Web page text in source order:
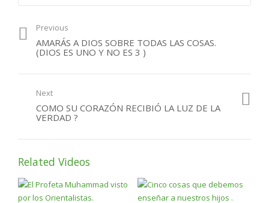
Previous
AMARÁS A DIOS SOBRE TODAS LAS COSAS.
(DIOS ES UNO Y NO ES 3 )
Next
COMO SU CORAZÓN RECIBIÓ LA LUZ DE LA
VERDAD ?
Related Videos